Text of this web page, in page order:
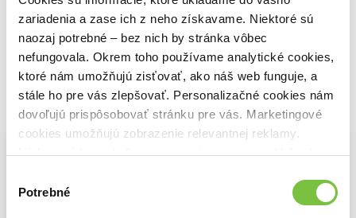
zariadenia a zase ich z neho získavame. Niektoré sú
naozaj potrebné – bez nich by stránka vôbec
nefungovala. Okrem toho používame analytické cookies,
ktoré nám umožňujú zisťovať, ako náš web funguje, a
stále ho pre vás zlepšovať. Personalizačné cookies nám
dovoľujú prispôsobovať stránku pre vás. Marketingové
cookies umožňujú zobrazenie relevantnej reklamy.
Niektoré údaje zdieľame aj s tretími stranami. Veľmi by
cookies.
súhlasu
Potrebné
Vybrané pre teba